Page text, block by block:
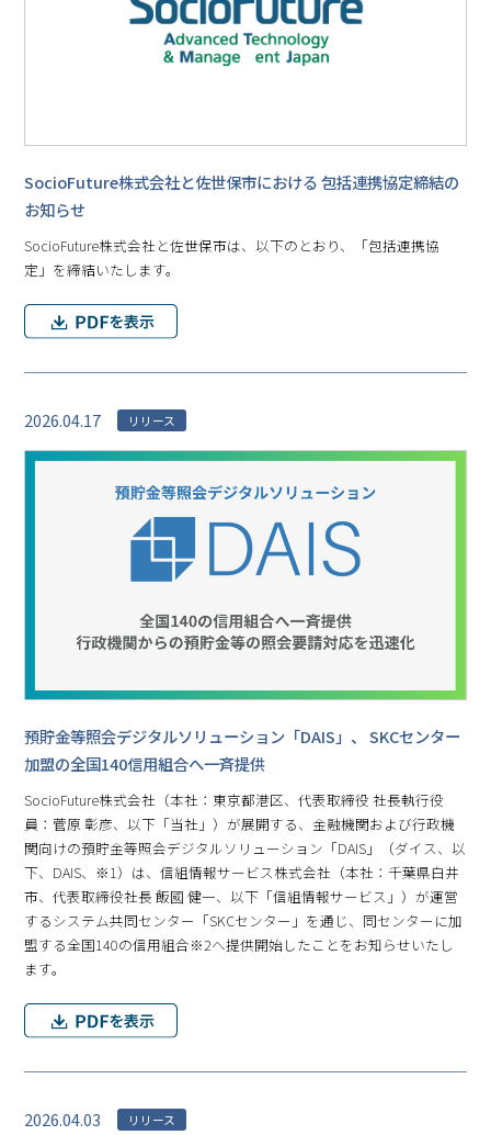
SocioFuture株式会社と佐世保市における 包括連携協定締結の
お知らせ
SocioFuture株式会社と佐世保市は、以下のとおり、「包括連携協
定」を締結いたします。
2026.04.17 リリース
預貯金等照会デジタルソリューション「DAIS」、 SKCセンター
加盟の全国140信用組合へ一斉提供
SocioFuture株式会社（本社：東京都港区、代表取締役 社長執行役
員：菅原 彰彦、以下「当社」）が展開する、金融機関および行政機
関向けの預貯金等照会デジタルソリューション「DAIS」（ダイス、以
下、DAIS、※1）は、信組情報サービス株式会社（本社：千葉県白井
市、代表取締役社長 飯國 健一、以下「信組情報サービス」）が運営
するシステム共同センター「SKCセンター」を通じ、同センターに加
盟する全国140の信用組合※2へ提供開始したことをお知らせいたし
ます。
2026.04.03 リリース